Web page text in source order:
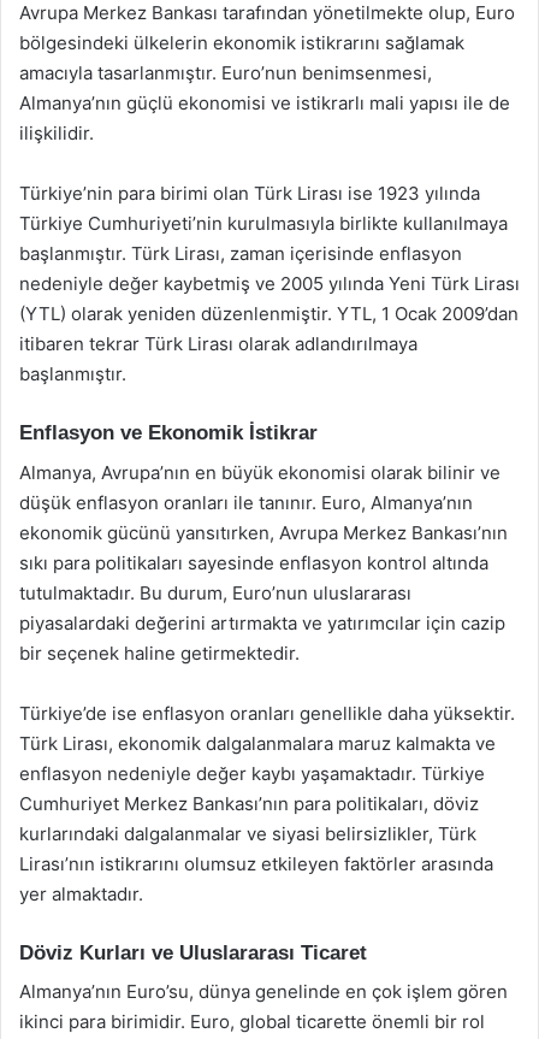
Avrupa Merkez Bankası tarafından yönetilmekte olup, Euro
bölgesindeki ülkelerin ekonomik istikrarını sağlamak
amacıyla tasarlanmıştır. Euro’nun benimsenmesi,
Almanya’nın güçlü ekonomisi ve istikrarlı mali yapısı ile de
ilişkilidir.
Türkiye’nin para birimi olan Türk Lirası ise 1923 yılında
Türkiye Cumhuriyeti’nin kurulmasıyla birlikte kullanılmaya
başlanmıştır. Türk Lirası, zaman içerisinde enflasyon
nedeniyle değer kaybetmiş ve 2005 yılında Yeni Türk Lirası
(YTL) olarak yeniden düzenlenmiştir. YTL, 1 Ocak 2009’dan
itibaren tekrar Türk Lirası olarak adlandırılmaya
başlanmıştır.
Enflasyon ve Ekonomik İstikrar
Almanya, Avrupa’nın en büyük ekonomisi olarak bilinir ve
düşük enflasyon oranları ile tanınır. Euro, Almanya’nın
ekonomik gücünü yansıtırken, Avrupa Merkez Bankası’nın
sıkı para politikaları sayesinde enflasyon kontrol altında
tutulmaktadır. Bu durum, Euro’nun uluslararası
piyasalardaki değerini artırmakta ve yatırımcılar için cazip
bir seçenek haline getirmektedir.
Türkiye’de ise enflasyon oranları genellikle daha yüksektir.
Türk Lirası, ekonomik dalgalanmalara maruz kalmakta ve
enflasyon nedeniyle değer kaybı yaşamaktadır. Türkiye
Cumhuriyet Merkez Bankası’nın para politikaları, döviz
kurlarındaki dalgalanmalar ve siyasi belirsizlikler, Türk
Lirası’nın istikrarını olumsuz etkileyen faktörler arasında
yer almaktadır.
Döviz Kurları ve Uluslararası Ticaret
Almanya’nın Euro’su, dünya genelinde en çok işlem gören
ikinci para birimidir. Euro, global ticarette önemli bir rol